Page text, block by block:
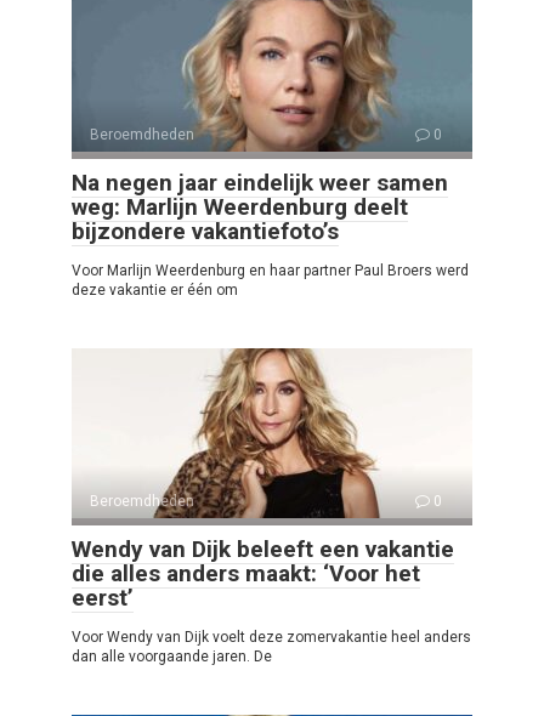
Beroemdheden 0
Na negen jaar eindelijk weer samen
weg: Marlijn Weerdenburg deelt
bijzondere vakantiefoto’s
Voor Marlijn Weerdenburg en haar partner Paul Broers werd
deze vakantie er één om
Beroemdheden 0
Wendy van Dijk beleeft een vakantie
die alles anders maakt: ‘Voor het
eerst’
Voor Wendy van Dijk voelt deze zomervakantie heel anders
dan alle voorgaande jaren. De